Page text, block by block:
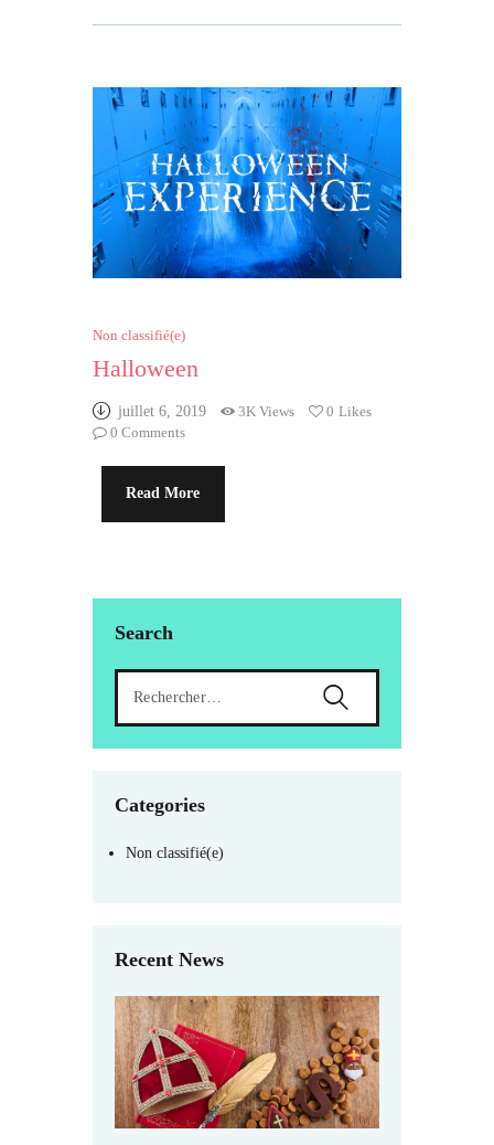
Non classifié(e)
Halloween
juillet 6, 2019 3K Views 0 Likes
0 Comments
Read More
Search
Categories
Non classifié(e)
Recent News